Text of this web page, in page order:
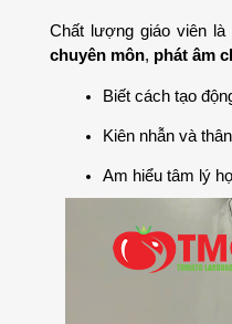
Chất lượng giáo viên
chuyên môn, phát âm
Biết cách tạo
Kiên nhẫn và
Am hiểu tâm lý